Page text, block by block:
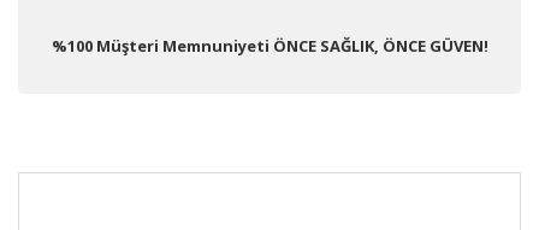
%100 Müşteri Memnuniyeti ÖNCE SAĞLIK, ÖNCE GÜVEN!